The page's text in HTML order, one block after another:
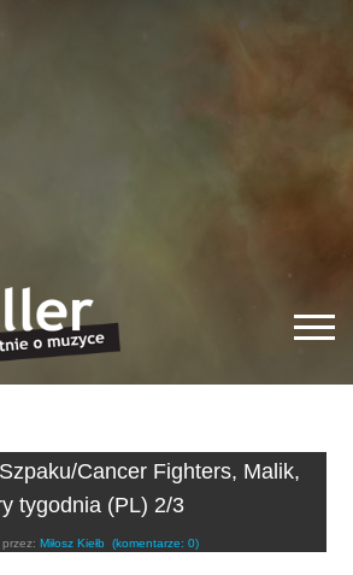
Cancer Fighters, Malik,
tygodnia (PL) 2/3
przez: Miłosz Kiełb (komentarze: 0)